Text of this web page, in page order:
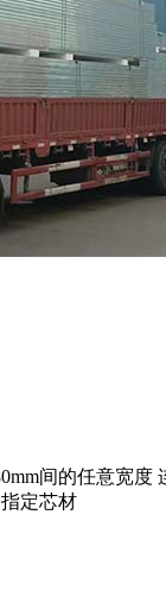
间的任意宽
定芯材